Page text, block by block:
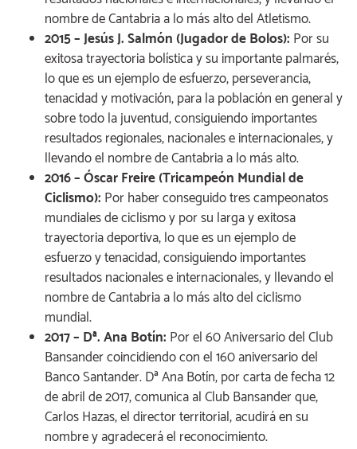
nombre de Cantabria a lo más alto del Atletismo.
2015 – Jesús J. Salmón (Jugador de Bolos): Por su
exitosa trayectoria bolística y su importante palmarés,
lo que es un ejemplo de esfuerzo, perseverancia,
tenacidad y motivación, para la población en general y
sobre todo la juventud, consiguiendo importantes
resultados regionales, nacionales e internacionales, y
llevando el nombre de Cantabria a lo más alto.
2016 – Óscar Freire (Tricampeón Mundial de
Ciclismo): Por haber conseguido tres campeonatos
mundiales de ciclismo y por su larga y exitosa
trayectoria deportiva, lo que es un ejemplo de
esfuerzo y tenacidad, consiguiendo importantes
resultados nacionales e internacionales, y llevando el
nombre de Cantabria a lo más alto del ciclismo
mundial.
2017 – Dª. Ana Botín: Por el 60 Aniversario del Club
Bansander coincidiendo con el 160 aniversario del
Banco Santander. Dª Ana Botín, por carta de fecha 12
de abril de 2017, comunica al Club Bansander que,
Carlos Hazas, el director territorial, acudirá en su
nombre y agradecerá el reconocimiento.